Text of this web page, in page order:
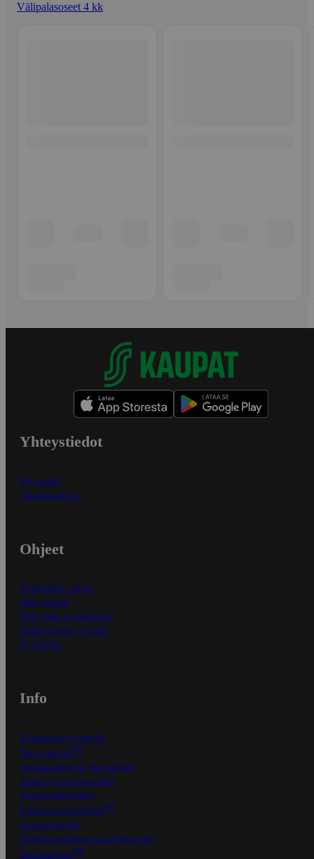
Välipalasoseet 4 kk
Yhteystiedot
Myymälät
Asiakaspalvelu
Ohjeet
Ensitilaajan ohjeet
Näin maksat
Näin tilaat ja muokkaat
Kaikki ohjeet ja vinkit
In English
Info
S-Business yrityksille
Oiva-raportit
Osuuskauppojen yhteystiedot
Tilaus- ja toimitusehdot
Tietosuojakäytäntö
Palvelun käyttöehdot
Saavutettavuus
Mobiilisovelluksen saavutettavuus
Mainostajalle